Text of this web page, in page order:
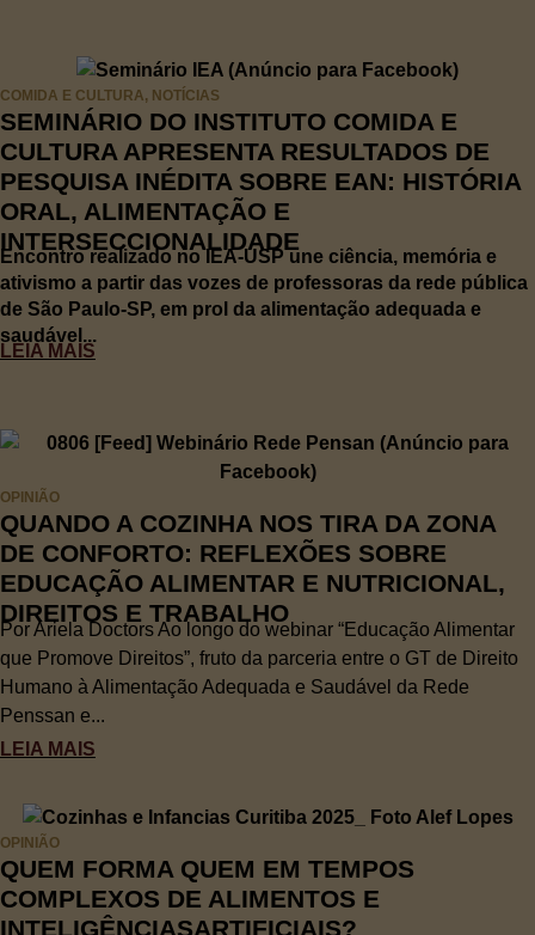
COMIDA E CULTURA, NOTÍCIAS
SEMINÁRIO DO INSTITUTO COMIDA E
CULTURA APRESENTA RESULTADOS DE
PESQUISA INÉDITA SOBRE EAN: HISTÓRIA
ORAL, ALIMENTAÇÃO E
INTERSECCIONALIDADE
Encontro realizado no IEA-USP une ciência, memória e
ativismo a partir das vozes de professoras da rede pública
de São Paulo-SP, em prol da alimentação adequada e
saudável...
LEIA MAIS
OPINIÃO
QUANDO A COZINHA NOS TIRA DA ZONA
DE CONFORTO: REFLEXÕES SOBRE
EDUCAÇÃO ALIMENTAR E NUTRICIONAL,
DIREITOS E TRABALHO
Por Ariela Doctors Ao longo do webinar “Educação Alimentar
que Promove Direitos”, fruto da parceria entre o GT de Direito
Humano à Alimentação Adequada e Saudável da Rede
Penssan e...
LEIA MAIS
OPINIÃO
QUEM FORMA QUEM EM TEMPOS
COMPLEXOS DE ALIMENTOS E
INTELIGÊNCIASARTIFICIAIS?